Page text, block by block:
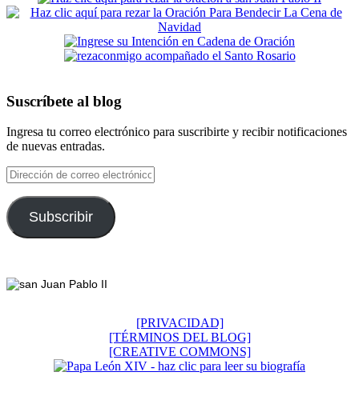
Suscríbete al blog
Ingresa tu correo electrónico para suscribirte y recibir notificaciones
de nuevas entradas.
Dirección
de
correo
electrónico
Subscribir
[PRIVACIDAD]
[TÉRMINOS DEL BLOG]
[CREATIVE COMMONS]